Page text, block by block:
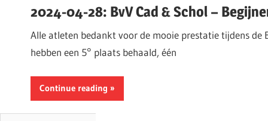
2024-04-28: BvV Cad & Schol –
Alle atleten bedankt voor de mooie prestatie tijdens de
hebben een 5° plaats behaald, één
Continue reading